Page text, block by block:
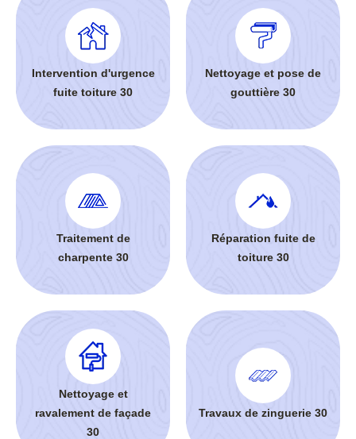
Intervention d'urgence
fuite toiture 30
Nettoyage et pose de
gouttière 30
Traitement de
charpente 30
Réparation fuite de
toiture 30
Nettoyage et
ravalement de façade
30
Travaux de zinguerie 30